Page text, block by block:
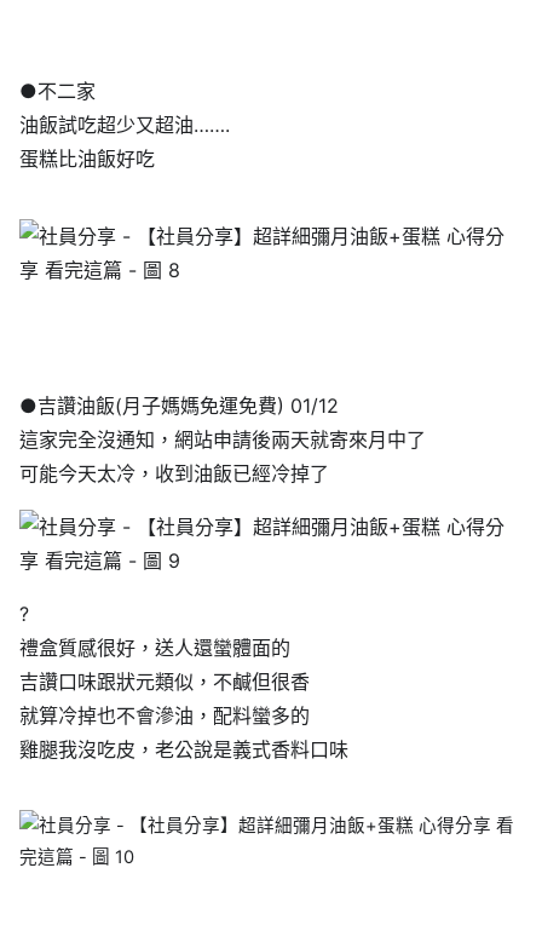
●不二家
油飯試吃超少又超油…….
蛋糕比油飯好吃
●吉讚油飯(月子媽媽免運免費) 01/12
這家完全沒通知，網站申請後兩天就寄來月中了
可能今天太冷，收到油飯已經冷掉了
?
禮盒質感很好，送人還蠻體面的
吉讚口味跟狀元類似，不鹹但很香
就算冷掉也不會滲油，配料蠻多的
雞腿我沒吃皮，老公說是義式香料口味